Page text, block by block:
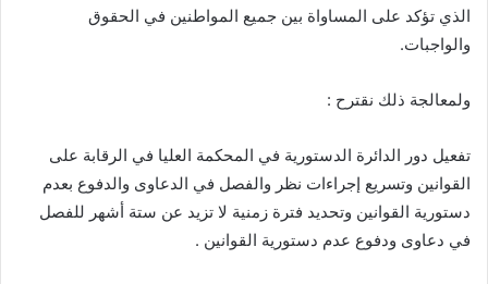
الذي تؤكد على المساواة بين جميع المواطنين في الحقوق
والواجبات.
ولمعالجة ذلك نقترح :
تفعيل دور الدائرة الدستورية في المحكمة العليا في الرقابة على
القوانين وتسريع إجراءات نظر والفصل في الدعاوى والدفوع بعدم
دستورية القوانين وتحديد فترة زمنية لا تزيد عن ستة أشهر للفصل
في دعاوى ودفوع عدم دستورية القوانين .